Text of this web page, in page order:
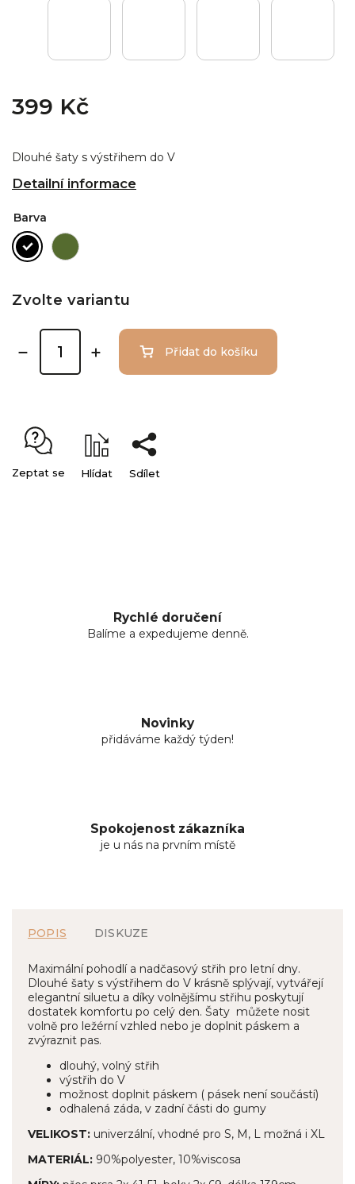
399 Kč
Dlouhé šaty s výstřihem do V
Detailní informace
Barva
Zvolte variantu
Přidat do košíku
Zeptat se Hlídat Sdílet
Rychlé doručení
Balíme a expedujeme denně.
Novinky
přidáváme každý týden!
Spokojenost zákazníka
je u nás na prvním místě
POPIS DISKUZE
Maximální pohodlí a nadčasový střih pro letní dny.
Dlouhé šaty s výstřihem do V krásně splývají, vytvářejí
elegantní siluetu a díky volnějšímu střihu poskytují
dostatek komfortu po celý den. Šaty můžete nosit
volně pro ležérní vzhled nebo je doplnit páskem a
zvýraznit pas.
dlouhý, volný střih
výstřih do V
možnost doplnit páskem ( pásek není součástí)
odhalená záda, v zadní části do gumy
VELIKOST: univerzální, vhodné pro S, M, L možná i XL
MATERIÁL: 90%polyester, 10%viscosa